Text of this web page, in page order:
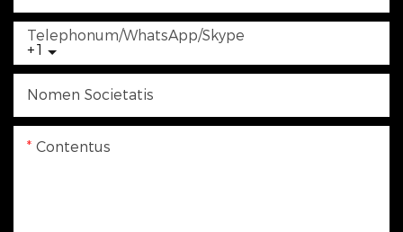
+1
Telephonum/WhatsApp/Skype
Nomen Societatis
Contentus